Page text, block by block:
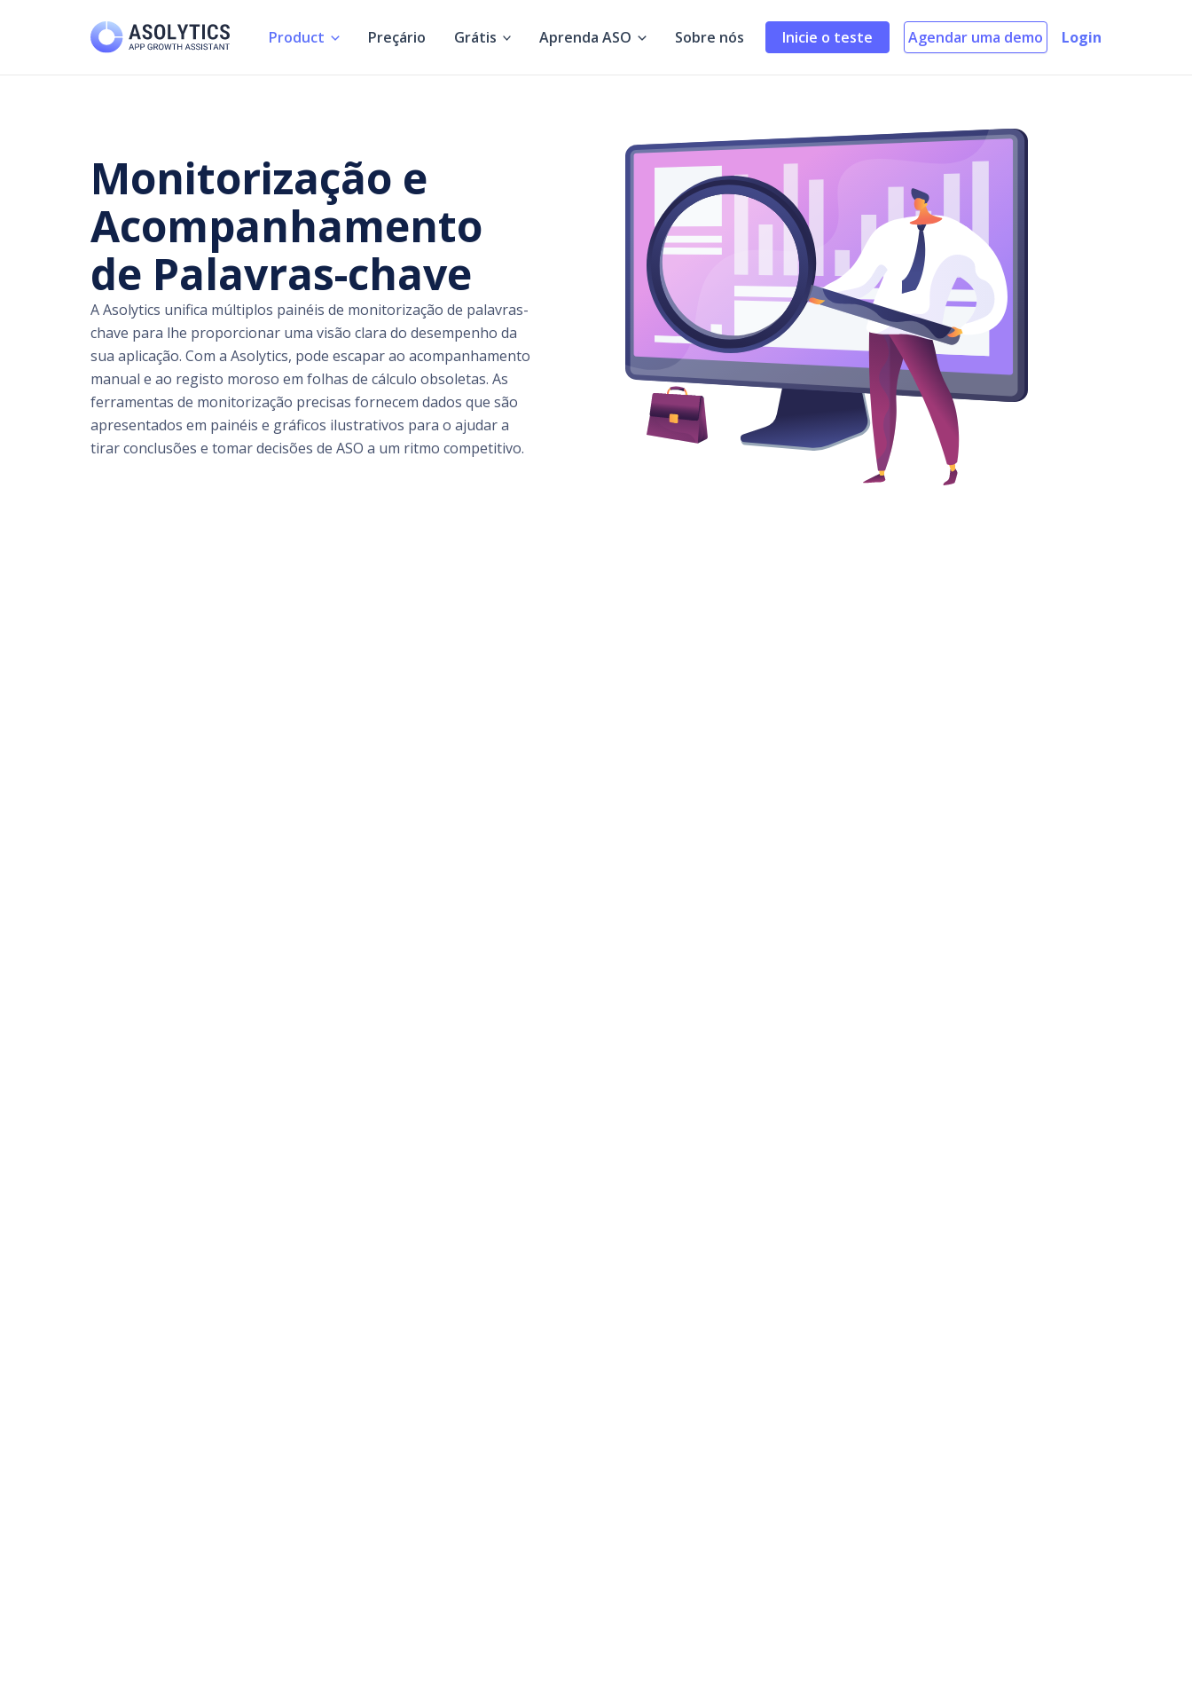
Product Preçário Grátis Aprenda ASO Sobre nós Inicie o teste Agendar uma demo Login
Monitorização e
Acompanhamento
de Palavras-chave
A Asolytics unifica múltiplos painéis de monitorização de palavras-
chave para lhe proporcionar uma visão clara do desempenho da
sua aplicação. Com a Asolytics, pode escapar ao acompanhamento
manual e ao registo moroso em folhas de cálculo obsoletas. As
ferramentas de monitorização precisas fornecem dados que são
apresentados em painéis e gráficos ilustrativos para o ajudar a
tirar conclusões e tomar decisões de ASO a um ritmo competitivo.